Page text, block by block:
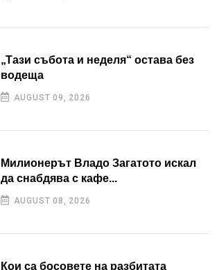
„Тази събота и неделя“ остава без
водеща
AUGUST 09, 2026
Милионерът Владо Загатото искал
да снабдява с кафе...
AUGUST 08, 2026
Кои са босовете на разбитата